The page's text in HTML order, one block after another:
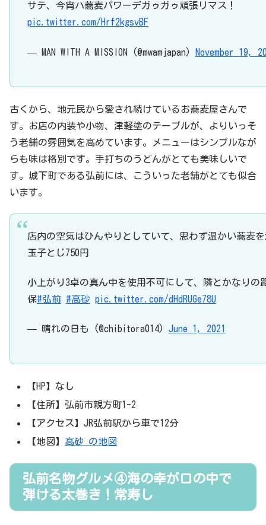
サテ、今宵ハ蕎麦パワーデガゥガゥ頑張リマス！
pic.twitter.com/Hrf2kgsvBF
— MAN WITH A MISSION (@mwamjapan) November 19,
古くから、地元民から愛され続けているお蕎麦屋さんで
す。お店の内装や小物、津軽塗のテーブルが、よりいっそ
う老舗の雰囲気を高めています。メニューはシンプルなが
らも味は格別です。手打ちのうどんがとても美味しいで
す。城下町である弘前には、こういった老舗がとても似合
います。
店内の空気はひんやりとしていて、思わず温かい蕎麦
玉子とじ750円
小上がり3卓の真ん中を使用不可にして、隣とかなりの
保#弘前 #高砂 pic.twitter.com/dHdRUGe78U
— 晴れの日も (@chibitora014) June 1, 2021
【HP】なし
【住所】弘前市親方町1-2
【アクセス】JR弘前駅から車で12分
【地図】 高砂 の地図
弘前名物グルメ④海の幸が口の中で
弾ける太巻き！常寿し